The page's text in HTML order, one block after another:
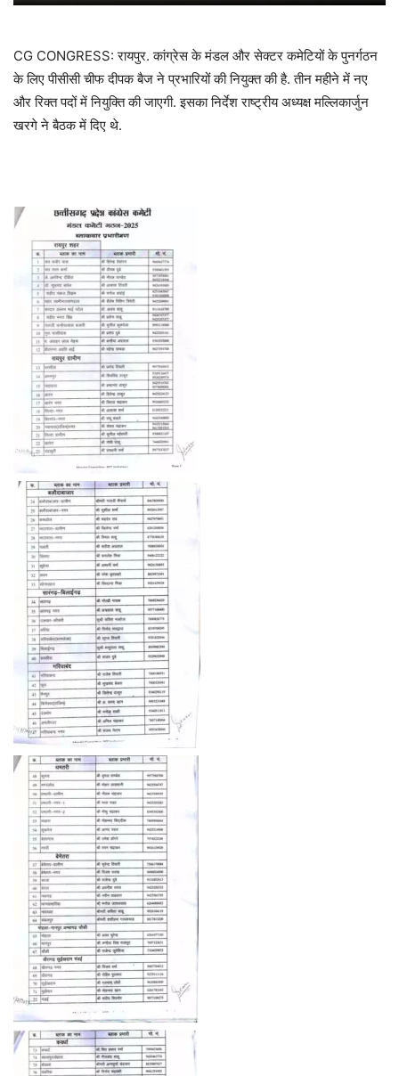
CG CONGRESS: रायपुर. कांग्रेस के मंडल और सेक्टर कमेटियों के पुनर्गठन
के लिए पीसीसी चीफ दीपक बैज ने प्रभारियों की नियुक्त की है. तीन महीने में नए
और रिक्त पदों में नियुक्ति की जाएगी. इसका निर्देश राष्ट्रीय अध्यक्ष मल्लिकार्जुन
खरगे ने बैठक में दिए थे.